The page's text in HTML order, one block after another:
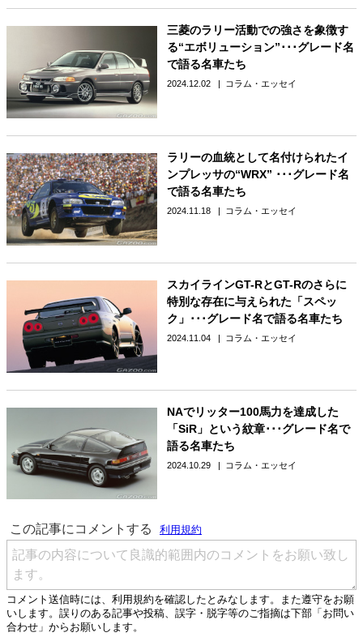
三菱のラリー活動での強さを象徴す
る“エボリューション”･･･グレード名
で語る名車たち
2024.12.02 コラム・エッセイ
ラリーの血統として名付けられたイ
ンプレッサの“WRX” ･･･グレード名
で語る名車たち
2024.11.18 コラム・エッセイ
スカイラインGT-RとGT-Rのさらに
特別な存在に与えられた「スペッ
ク」･･･グレード名で語る名車たち
2024.11.04 コラム・エッセイ
NAでリッター100馬力を達成した
「SiR」という紋章･･･グレード名で
語る名車たち
2024.10.29 コラム・エッセイ